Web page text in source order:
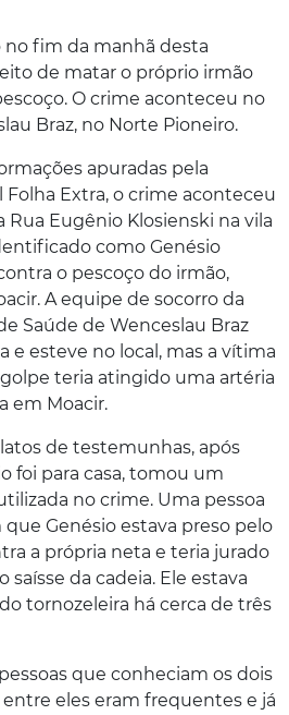
fim da manhã desta
de matar o próprio irmão
O crime aconteceu no
Braz, no Norte Pioneiro.
apuradas pela
Extra, o crime aconteceu
Rua Eugênio Klosienski na vila
como Genésio
o pescoço do irmão,
A equipe de socorro da
Saúde de Wenceslau Braz
e esteve no local, mas a vítima
teria atingido uma artéria
em Moacir.
de testemunhas, após
foi para casa, tomou um
no crime. Uma pessoa
Genésio estava preso pelo
a própria neta e teria jurado
da cadeia. Ele estava
tornozeleira há cerca de três
que conheciam os dois
entre eles eram frequentes e já